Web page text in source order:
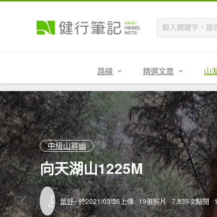
路線 精選文章 山
中級山尋幽
向天湖山1225M
葉妤 於2021/03/26上傳 19張照片 7,839次點閱